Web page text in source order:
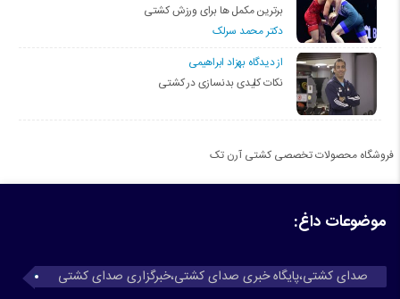
برترین مکمل ها برای ورزش کشتی
دکتر محمد سرلک
از دیدگاه بهزاد ابراهیمی
نکات کلیدی بدنسازی در کشتی
فروشگاه محصولات تخصصی کشتی آرن تک
موضوعات داغ:
صدای کشتی،پایگاه خبری صدای کشتی،خبرگزاری صدای کشتی